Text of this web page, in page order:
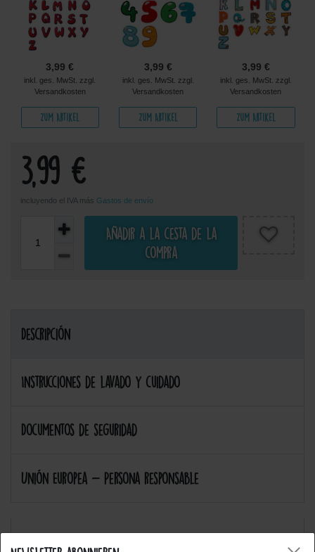
3,99 €
inkl. ges. MwSt. zzgl.
Versandkosten
Zum Artikel
3,99 €
inkl. ges. MwSt. zzgl.
Versandkosten
Zum Artikel
3,99 €
inkl. ges. MwSt. zzgl.
Versandkosten
Zum Artikel
3,99 €
incluyendo el IVA más Gastos de envío
Añadir a la cesta de la
compra
Descripción
Instrucciones de lavado y cuidado
Documentos de seguridad
Unión Europea - Persona responsable
Nuestros productos son de hierro en y coser adecuada